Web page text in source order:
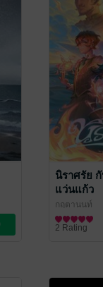
นิราศรัย
แว่นแก้ว
กฤตานนท์
นิยายแฟนตา
2 Rating